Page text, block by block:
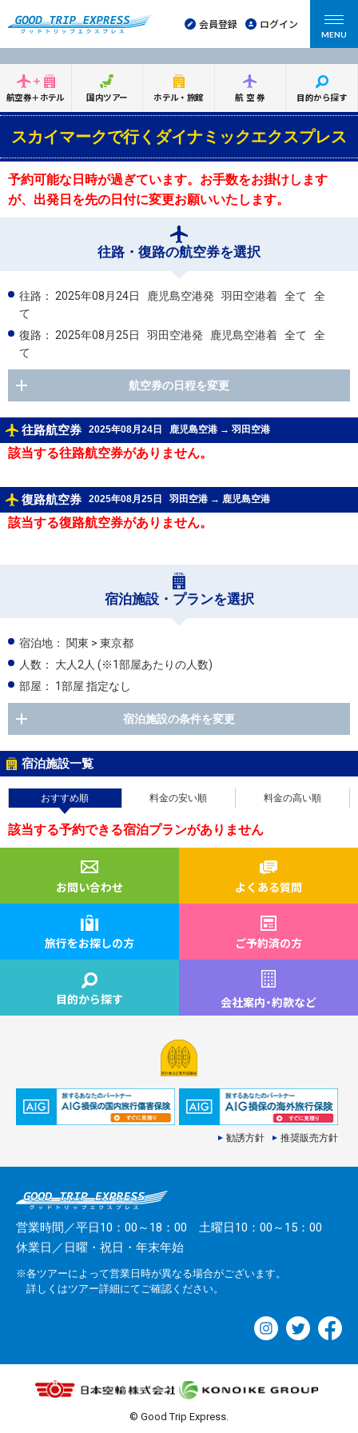
会員登録 ログイン
MENU
航空券＋ホテル 国内ツアー ホテル・旅館 航空券 目的から探す
スカイマークで行くダイナミックエクスプレス
予約可能な日時が過ぎています。お手数をお掛けします
が、出発日を先の日付に変更お願いいたします。
往路・復路の航空券を選択
往路： 2025年08月24日 鹿児島空港発 羽田空港着 全て
全
て
復路：
2025年08月25日 羽田空港発 鹿児島空港着 全て
全
て
航空券の日程を変更
往路航空券 2025年08月24日 鹿児島空港 → 羽田空港
該当する往路航空券がありません。
復路航空券 2025年08月25日 羽田空港 → 鹿児島空港
該当する復路航空券がありません。
宿泊施設・プランを選択
宿泊地：
関東 > 東京都
人数：
大人2人 (※1部屋あたりの人数)
部屋：
1部屋 指定なし
宿泊施設の条件を変更
宿泊施設一覧
おすすめ順 料金の安い順 料金の高い順
該当する予約できる宿泊プランがありません
お問い合わせ よくある質問
旅行をお探しの方 ご予約済の方
目的から探す 会社案内・約款など
勧誘方針 推奨販売方針
営業時間／平日10：00～18：00 土曜日10：00～15：00
休業日／日曜・祝日・年末年始
※各ツアーによって営業日時が異なる場合がございます。
詳しくはツアー詳細にてご確認ください。
© Good Trip Express.